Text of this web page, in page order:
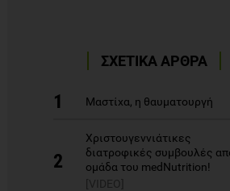
ΣΧΕΤΙΚΑ ΑΡΘΡΑ
1 Μαστίχα, η θαυματουργή
2
Χριστουγεννιάτικες
διατροφικές συμβουλές
ομάδα του medNutrition!
[VIDEO]